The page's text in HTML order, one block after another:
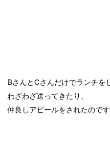
BさんとCさんだけでランチを
わざわざ送ってきたり、
仲良しアピールをされたのです